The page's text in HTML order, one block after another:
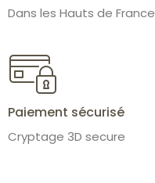
Dans les Hauts de France
Paiement sécurisé
Cryptage 3D secure